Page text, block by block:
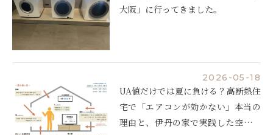
大阪」に行ってきました。
2026-05-18
UA値だけでは夏に負ける？高断熱住
宅で「エアコンが効かない」本当の
理由と、伊丹の家で実践した空調設